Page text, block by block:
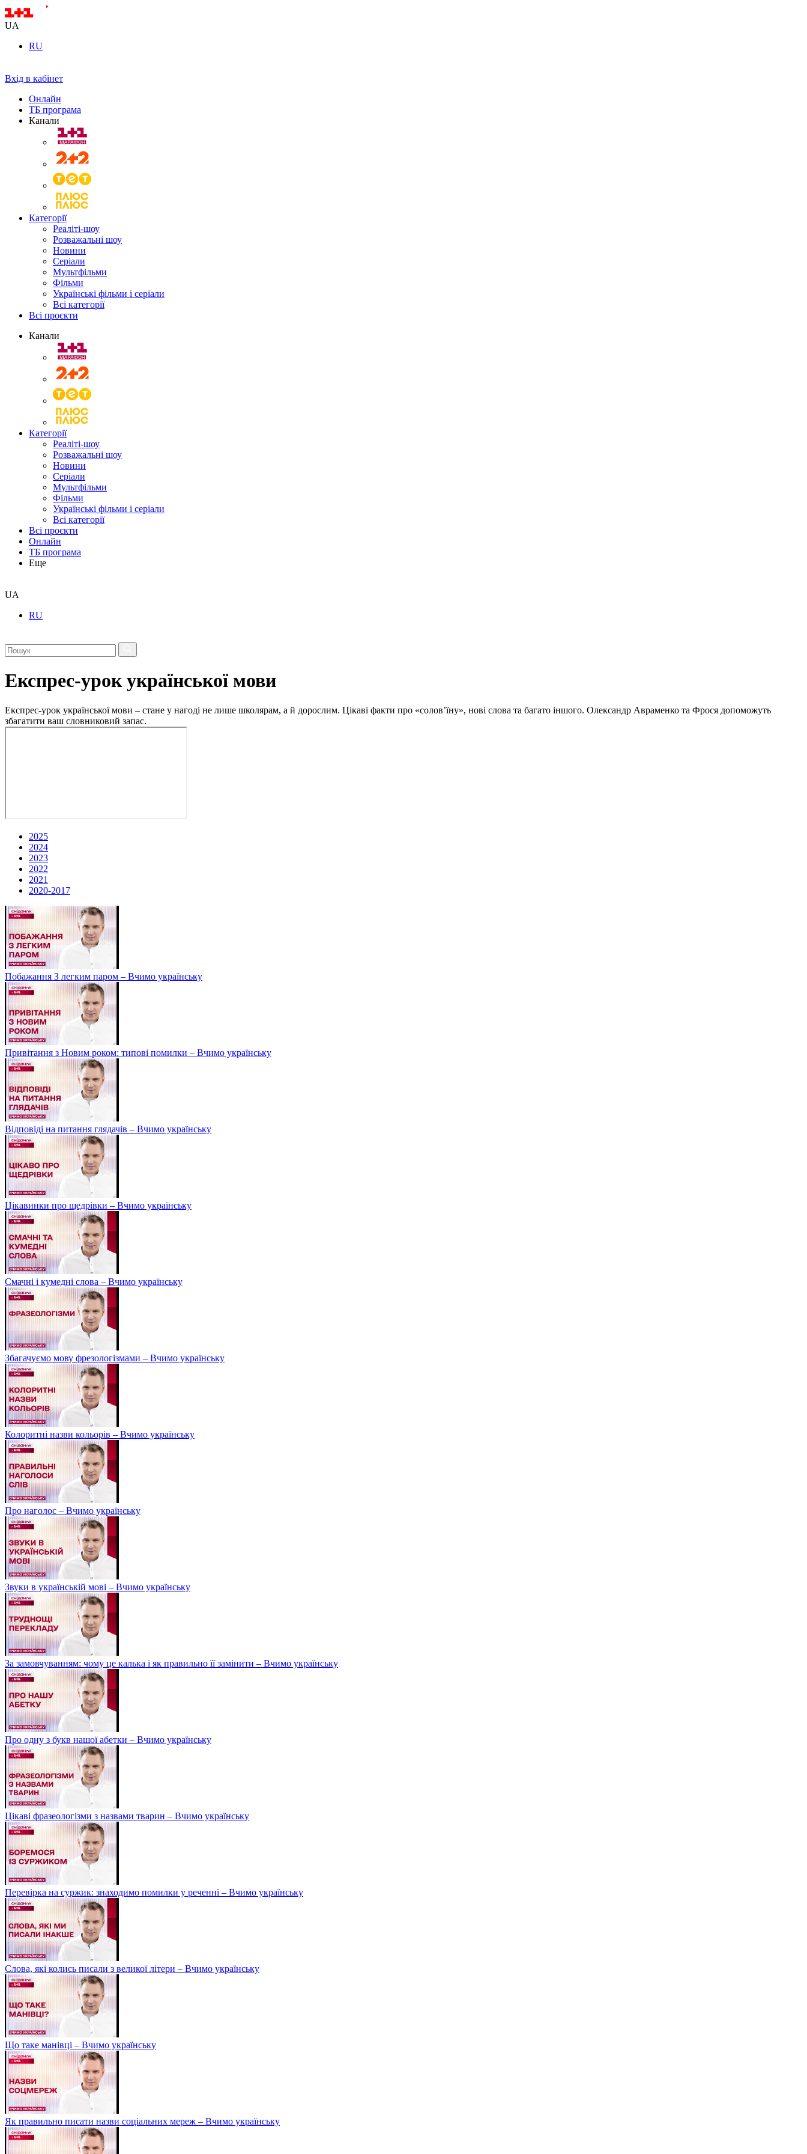
UA
RU
Вхід в кабінет
Онлайн
ТБ програма
Канали
Категорії
Реаліті-шоу
Розважальні шоу
Новини
Серіали
Мультфільми
Фільми
Українські фільми і серіали
Всі категорії
Всі проєкти
Канали
Категорії
Реаліті-шоу
Розважальні шоу
Новини
Серіали
Мультфільми
Фільми
Українські фільми і серіали
Всі категорії
Всі проєкти
Онлайн
ТБ програма
Еще
UA
RU
Експрес-урок української мови
Експрес-урок української мови – стане у нагоді не лише школярам, а й дорослим. Цікаві факти про «солов’їну», нові слова та багато іншого. Олександр Авраменко та Фрося допоможуть
збагатити ваш словниковий запас.
2025
2024
2023
2022
2021
2020-2017
Побажання З легким паром – Вчимо українську
Привітання з Новим роком: типові помилки – Вчимо українську
Відповіді на питання глядачів – Вчимо українську
Цікавинки про щедрівки – Вчимо українську
Смачні і кумедні слова – Вчимо українську
Збагачуємо мову фрезологізмами – Вчимо українську
Колоритні назви кольорів – Вчимо українську
Про наголос – Вчимо українську
Звуки в українській мові – Вчимо українську
За замовчуванням: чому це калька і як правильно її замінити – Вчимо українську
Про одну з букв нашої абетки – Вчимо українську
Цікаві фразеологізми з назвами тварин – Вчимо українську
Перевірка на суржик: знаходимо помилки у реченні – Вчимо українську
Слова, які колись писали з великої літери – Вчимо українську
Що таке манівці – Вчимо українську
Як правильно писати назви соціальних мереж – Вчимо українську